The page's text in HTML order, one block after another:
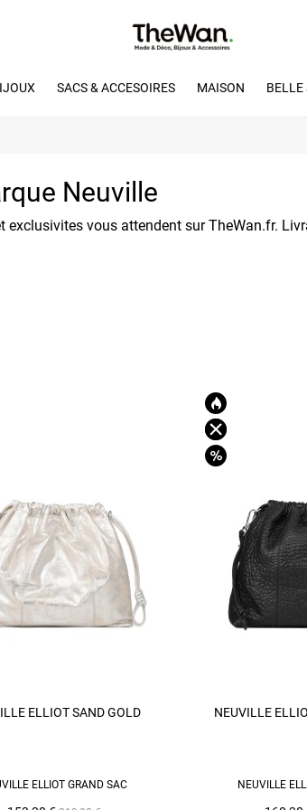
SACS & ACCESOIRES MAISON BELLE
Neuville
exclusivites vous attendent sur TheWan.fr.
ELLIOT SAND GOLD
ELLIOT GRAND SAC
AJOUTER AU PANIER
NEUVILLE
NEUVILLE